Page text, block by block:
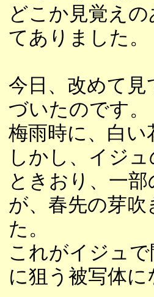
どこか見覚え
てありました。
今日、改めて
づいたのです。
梅雨時に、白
しかし、イジ
ときおり、一
が、春先の芽
た。
これがイジュ
に狙う被写体